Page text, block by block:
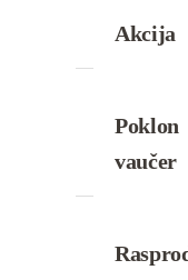
Akcija
Poklon
vaučer